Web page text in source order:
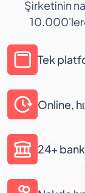
Şirketinin
Tek
Online,
24+